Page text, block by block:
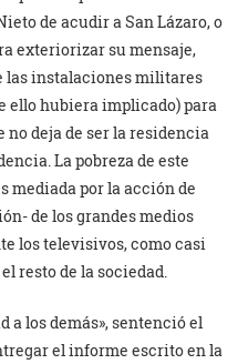
de acudir a San Lázaro, o
exteriorizar su mensaje,
las instalaciones militares
ello hubiera implicado) para
no deja de ser la residencia
La pobreza de este
mediada por la acción de
de los grandes medios
los televisivos, como casi
resto de la sociedad.
a los demás», sentenció el
el informe escrito en la